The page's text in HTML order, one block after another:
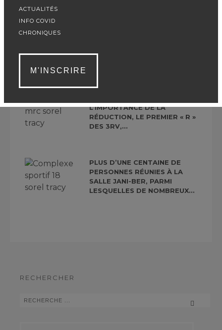
ACTUALITÉS
INFO COVID
CHRONIQUES
M'INSCRIRE
L’IMPORTANCE DE LA
RÉDUCTION, LE PREMIER « R »
DES 3RV,...
PLUS D’UNE CENTAINE DE
PERSONNES RÉUNIES À LA
SALLE JANI-BER, PARMI
LESQUELLES DE NOMBREUX...
RECHERCHER